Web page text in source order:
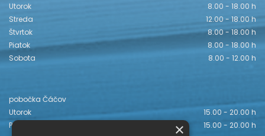
Utorok
8.00 - 18.00 h
Streda
12.00 - 18.00 h
Štvrtok
8.00 - 18.00 h
Piatok
8.00 - 18.00 h
Sobota
8.00 - 12.00 h
pobočka Čáčov
Utorok
15.00 - 20.00 h
Piatok
15.00 - 20.00 h
×